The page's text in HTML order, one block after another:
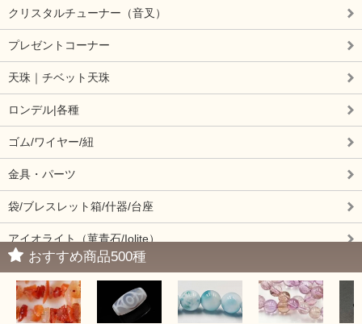
クリスタルチューナー（音叉）
プレゼントコーナー
天珠｜チベット天珠
ロンデル|各種
ゴム/ワイヤー/紐
金具・パーツ
袋/ブレスレット箱/什器/台座
アイオライト（菫青石/Iolite）
アイドクレーズ（Idocrase）（別名ベスビアナイト）
アクアマリン（藍玉/藍柱石/Aquamarine）
おすすめ商品500種